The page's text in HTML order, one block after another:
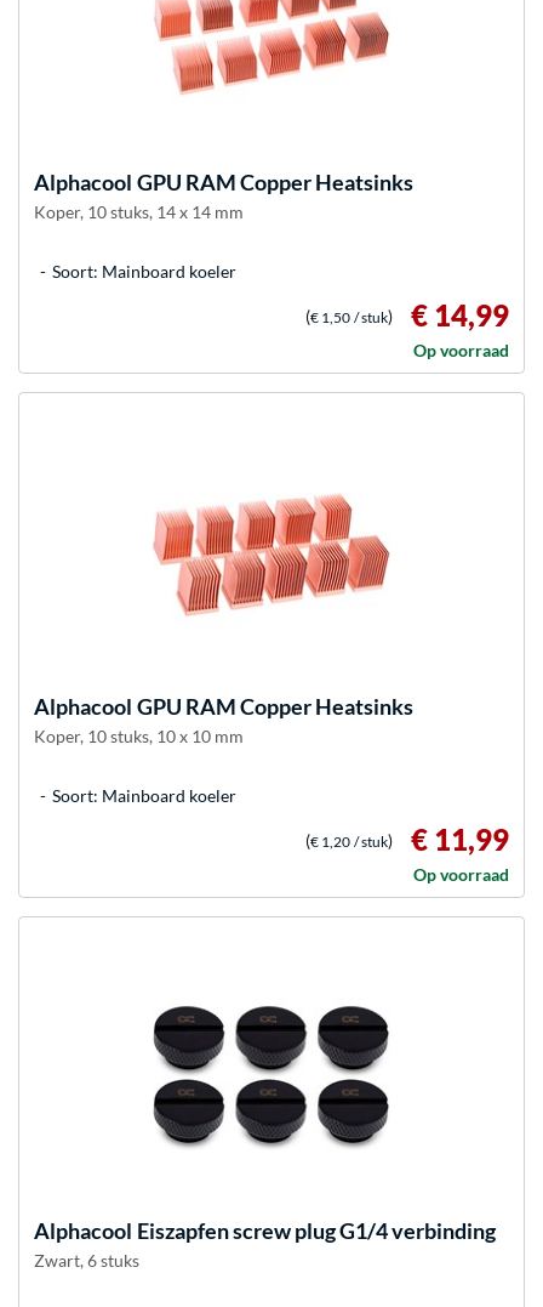
Alphacool GPU RAM Copper Heatsinks
Koper, 10 stuks, 14 x 14 mm
Soort: Mainboard koeler
(€ 1,50 / stuk) € 14,99
Op voorraad
Alphacool GPU RAM Copper Heatsinks
Koper, 10 stuks, 10 x 10 mm
Soort: Mainboard koeler
(€ 1,20 / stuk) € 11,99
Op voorraad
Alphacool Eiszapfen screw plug G1/4 verbinding
Zwart, 6 stuks